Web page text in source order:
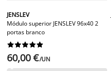
JENSLEV
Módulo superior JENSLEV 96x40 2
portas branco






60,00 €/UN